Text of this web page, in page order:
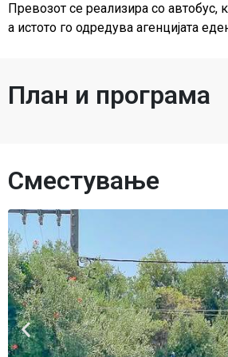
Превозот се реализира со автобус,
а истото го одредува агенцијата
План и програма
Сместување